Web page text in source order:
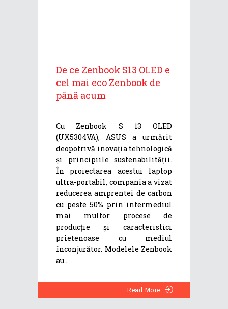
De ce Zenbook S13 OLED e
cel mai eco Zenbook de
până acum
Cu Zenbook S 13 OLED
(UX5304VA), ASUS a urmărit
deopotrivă inovația tehnologică
și principiile sustenabilității.
În proiectarea acestui laptop
ultra-portabil, compania a vizat
reducerea amprentei de carbon
cu peste 50% prin intermediul
mai multor procese de
producție și caracteristici
prietenoase cu mediul
înconjurător. Modelele Zenbook
au
Read More